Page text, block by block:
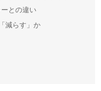
との違い
減らす」か